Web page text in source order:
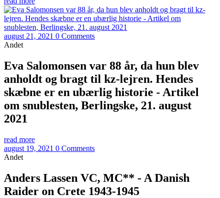
august 21, 2021 0 Comments
Andet
Eva Salomonsen var 88 år, da hun blev
anholdt og bragt til kz-lejren. Hendes
skæbne er en ubærlig historie - Artikel
om snublesten, Berlingske, 21. august
2021
read more
august 19, 2021 0 Comments
Andet
Anders Lassen VC, MC** - A Danish
Raider on Crete 1943-1945